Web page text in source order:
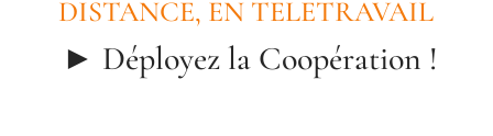
DISTANCE, EN TELETRAVAIL
► Déployez la Coopération !